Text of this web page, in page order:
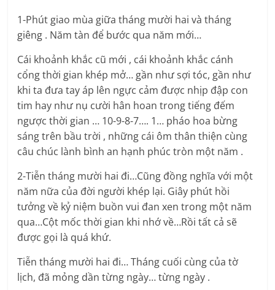
1-Phút giao mùa giữa tháng mười hai và tháng
giêng . Năm tàn để bước qua năm mới…
Cái khoảnh khắc cũ mới , cái khoảnh khắc cánh
cổng thời gian khép mở… gần như sợi tóc, gần như
khi ta đưa tay áp lên ngực cảm được nhịp đập con
tim hay như nụ cười hân hoan trong tiếng đếm
ngược thời gian … 10-9-8-7…. 1… pháo hoa bừng
sáng trên bầu trời , những cái ôm thân thiện cùng
câu chúc lành bình an hạnh phúc tròn một năm .
2-Tiễn tháng mười hai đi…Cũng đồng nghĩa với một
năm nữa của đời người khép lại. Giây phút hồi
tưởng về kỷ niệm buồn vui đan xen trong một năm
qua…Cột mốc thời gian khi nhớ về…Rồi tất cả sẽ
được gọi là quá khứ.
Tiễn tháng mười hai đi… Tháng cuối cùng của tờ
lịch, đã mỏng dần từng ngày… từng ngày .